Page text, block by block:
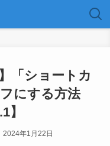
「ショートカ
にする方法
】
2024年1月22日